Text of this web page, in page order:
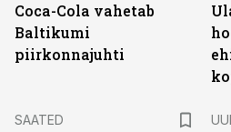
Coca-Cola vahetab
Baltikumi
piirkonnajuhti
SAATED